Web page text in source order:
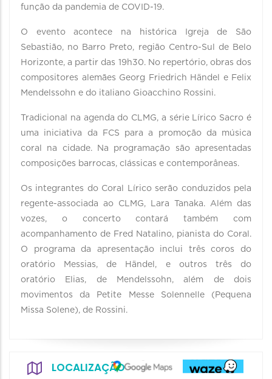
função da pandemia de COVID-19.
O evento acontece na histórica Igreja de São
Sebastião, no Barro Preto, região Centro-Sul de Belo
Horizonte, a partir das 19h30. No repertório, obras dos
compositores alemães Georg Friedrich Händel e Felix
Mendelssohn e do italiano Gioacchino Rossini.
Tradicional na agenda do CLMG, a série Lírico Sacro é
uma iniciativa da FCS para a promoção da música
coral na cidade. Na programação são apresentadas
composições barrocas, clássicas e contemporâneas.
Os integrantes do Coral Lírico serão conduzidos pela
regente-associada ao CLMG, Lara Tanaka. Além das
vozes, o concerto contará também com
acompanhamento de Fred Natalino, pianista do Coral.
O programa da apresentação inclui três coros do
oratório Messias, de Händel, e outros três do
oratório Elias, de Mendelssohn, além de dois
movimentos da Petite Messe Solennelle (Pequena
Missa Solene), de Rossini.
LOCALIZAÇÃO